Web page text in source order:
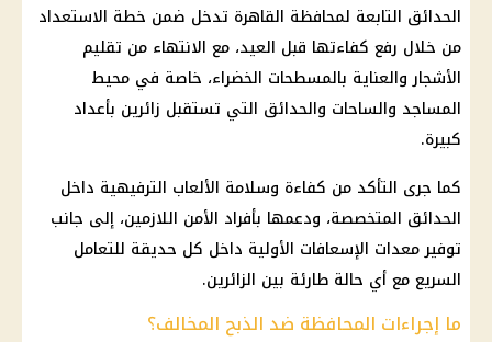
الحدائق التابعة لمحافظة القاهرة تدخل ضمن خطة الاستعداد
من خلال رفع كفاءتها قبل العيد، مع الانتهاء من تقليم
الأشجار والعناية بالمسطحات الخضراء، خاصة في محيط
المساجد والساحات والحدائق التي تستقبل زائرين بأعداد
كبيرة.
كما جرى التأكد من كفاءة وسلامة الألعاب الترفيهية داخل
الحدائق المتخصصة، ودعمها بأفراد الأمن اللازمين، إلى جانب
توفيرمعدات الإسعافات الأولية داخل كل حديقة للتعامل
السريع مع أي حالة طارئة بين الزائرين.
ما إجراءات المحافظة ضد الذبح المخالف؟